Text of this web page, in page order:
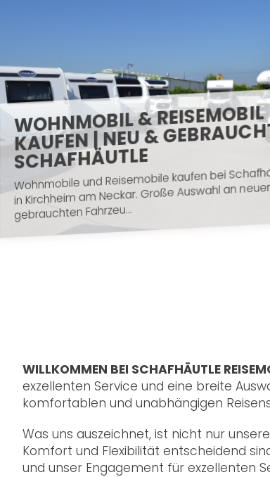
WOHNMOBIL & REISEMOBIL
KAUFEN | NEU &
SCHAFHÄUTLE
Wohnmobile und Reisemobile kaufen bei
in Kirchheim am Neckar. Große Auswahl an
gebrauchten Fahrzeu...
WILLKOMMEN BEI SCHAFHÄUTLE
exzellenten Service und eine breite
komfortablen und unabhängigen
Was uns auszeichnet, ist nicht nur
Komfort und Flexibilität entscheidend
und unser Engagement für exzellenten